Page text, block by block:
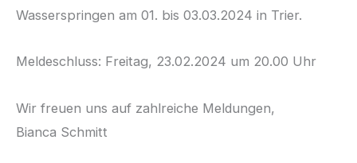
Wasserspringen am 01. bis 03.03.2024 in Trier.
Meldeschluss: Freitag, 23.02.2024 um 20.00 Uhr
Wir freuen uns auf zahlreiche Meldungen,
Bianca Schmitt